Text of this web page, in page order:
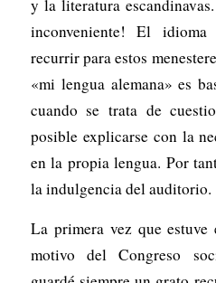
y la literatura
inconveniente! El
recurrir para estos
«mi lengua alemana» es
cuando se trata de
posible explicarse con la
en la propia lengua. Por
la indulgencia del auditorio.
La primera vez que
motivo del Congreso